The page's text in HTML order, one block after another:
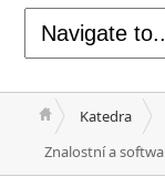
Katedra
Znalostní a